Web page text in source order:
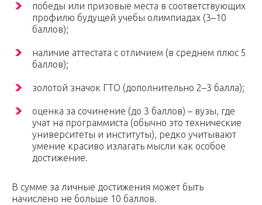
победы или призовые места в соответствующих
профилю будущей учебы олимпиадах (3–10
баллов);
наличие аттестата с отличием (в среднем плюс 5
баллов);
золотой значок ГТО (дополнительно 2–3 балла);
оценка за сочинение (до 3 баллов) – вузы, где
учат на программиста (обычно это технические
университеты и институты), редко учитывают
умение красиво излагать мысли как особое
достижение.
В сумме за личные достижения может быть
начислено не больше 10 баллов.